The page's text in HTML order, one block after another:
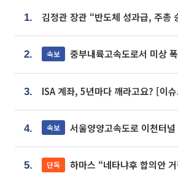
1.
2. 속보 중부내륙고속도로서 미상
3. ISA 계좌, 5년마다 깨라고요? [이
4. 속보 서울양양고속도로 이천터
5. 단독 하마스 “네타냐후 합의안 거절, 총선